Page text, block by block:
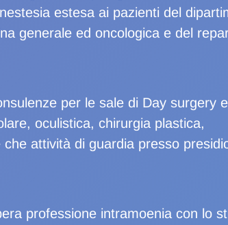
estesa ai pazienti del
generale ed oncologica e del
per le sale di Day surgery e
oculistica, chirurgia plastica,
attività di guardia presso
professione intramoenia con lo